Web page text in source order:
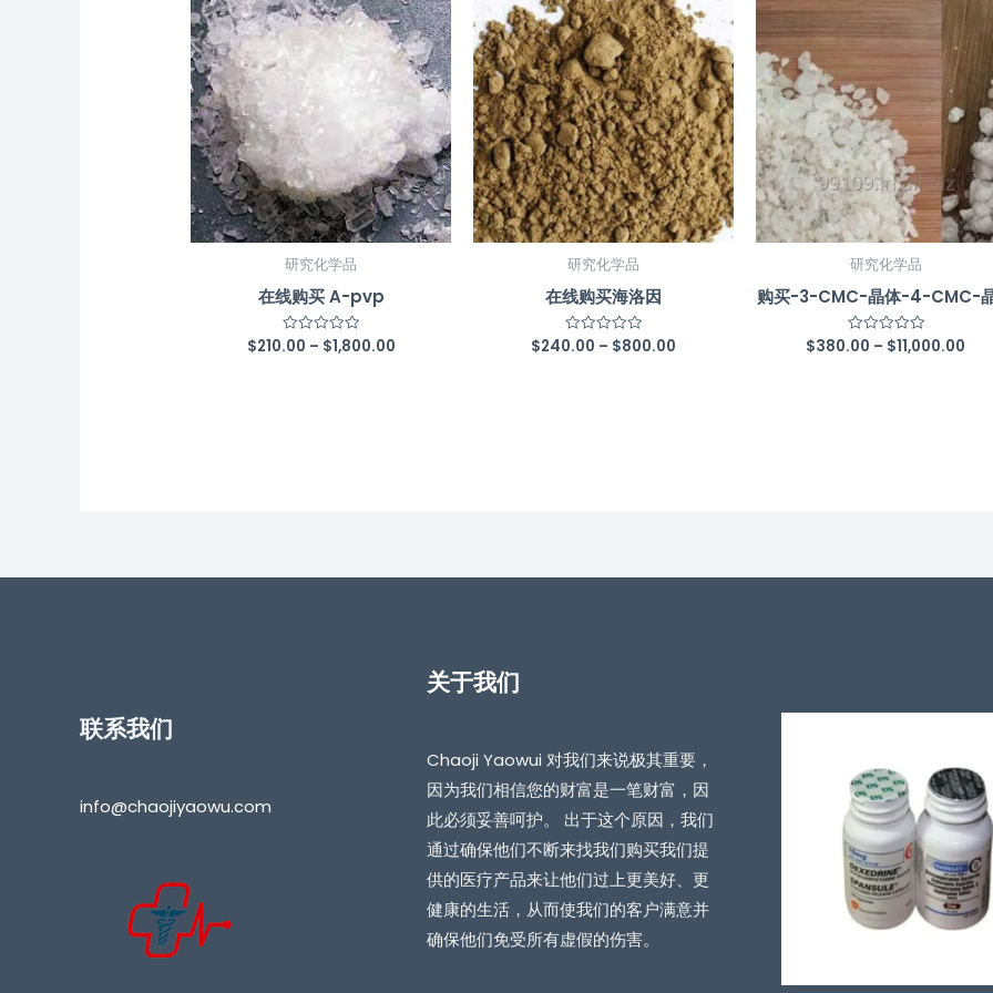
研究化学品
在线购买 A-pvp
Rated
$210.00 – $1,800.00
研究化学品
在线购买海洛因
Rated
$240.00 – $800.00
研究化学品
购买-3-CMC-晶体-4-CMC-
Rated
$380.00 – $11,000.00
联系我们
info@chaojiyaowu.com
关于我们
Chaoji Yaowui 对我们来说极其重要，
因为我们相信您的财富是一笔财富，因
此必须妥善呵护。 出于这个原因，我们
通过确保他们不断来找我们购买我们提
供的医疗产品来让他们过上更美好、更
健康的生活，从而使我们的客户满意并
确保他们免受所有虚假的伤害。